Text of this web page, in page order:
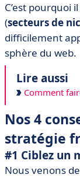
C’est pourquoi
(secteurs de
difficilement
sphère du web.
Lire aussi
Comment
Nos 4
stratégie
#1 Ciblez un
Nous venons